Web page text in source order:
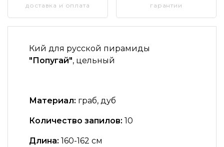
доставка и оплата гарантии
Кий для русской пирамиды
"Попугай", цельный
Материал: граб, дуб
Количество запилов: 10
Длина: 160-162 см